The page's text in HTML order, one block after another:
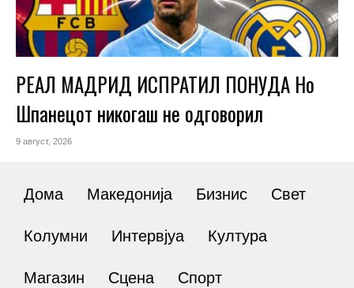
РЕАЛ МАДРИД ИСПРАТИЛ ПОНУДА Но
Шпанецот никогаш не одговорил
9 август, 2026
Дома Македонија Бизнис Свет
Колумни Интервјуа Култура
Магазин Сцена Спорт